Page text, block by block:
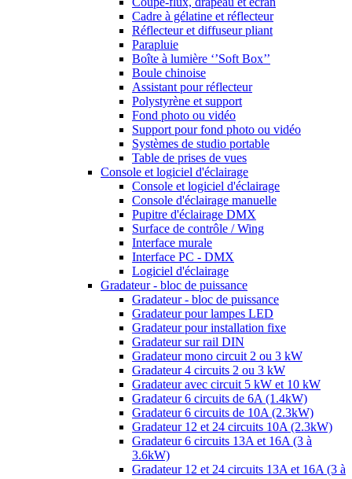
Cadre à gélatine et réflecteur
Réflecteur et diffuseur pliant
Parapluie
Boîte à lumière ‘’Soft Box’’
Boule chinoise
Assistant pour réflecteur
Polystyrène et support
Fond photo ou vidéo
Support pour fond photo ou vidéo
Systèmes de studio portable
Table de prises de vues
Console et logiciel d'éclairage
Console et logiciel d'éclairage
Console d'éclairage manuelle
Pupitre d'éclairage DMX
Surface de contrôle / Wing
Interface murale
Interface PC - DMX
Logiciel d'éclairage
Gradateur - bloc de puissance
Gradateur - bloc de puissance
Gradateur pour lampes LED
Gradateur pour installation fixe
Gradateur sur rail DIN
Gradateur mono circuit 2 ou 3 kW
Gradateur 4 circuits 2 ou 3 kW
Gradateur avec circuit 5 kW et 10 kW
Gradateur 6 circuits de 6A (1.4kW)
Gradateur 6 circuits de 10A (2.3kW)
Gradateur 12 et 24 circuits 10A (2.3kW)
Gradateur 6 circuits 13A et 16A (3 à
3.6kW)
Gradateur 12 et 24 circuits 13A et 16A (3 à